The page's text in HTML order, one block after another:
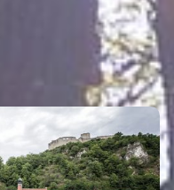
ZU DEN